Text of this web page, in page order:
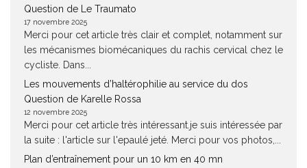
Question de Le Traumato
17 novembre 2025
Merci pour cet article très clair et complet, notamment sur
les mécanismes biomécaniques du rachis cervical chez le
cycliste. Dans...
Les mouvements d’haltérophilie au service du dos
Question de Karelle Rossa
12 novembre 2025
Merci pour cet article très intéressant.je suis intéressée par
la suite : l'article sur l'epaulé jeté. Merci pour vos photos,...
Plan d’entraînement pour un 10 km en 40 mn